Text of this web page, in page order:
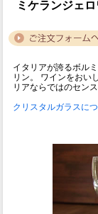
ミケランジェロ
イタリアが誇るボル
リン。 ワインをおい
リアならではのセン
クリスタルガラスに